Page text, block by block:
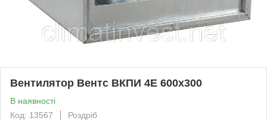
Вентилятор Вентс ВКПИ 4Е 600х300
В наявності
Код: 13567
Роздріб